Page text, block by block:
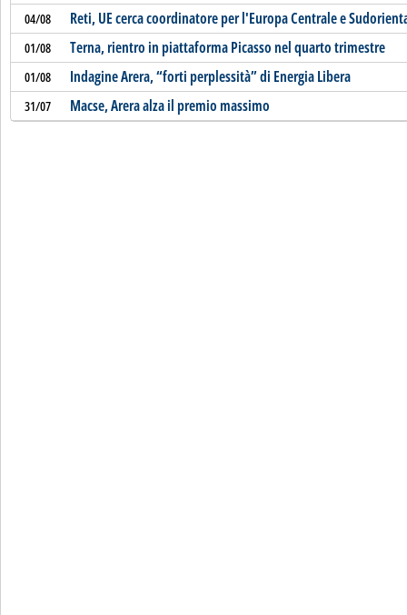
04/08 Reti, UE cerca coordinatore per l'Europa Centrale e
01/08 Terna, rientro in piattaforma Picasso nel quarto trimestre
01/08 Indagine Arera, “forti perplessità” di Energia Libera
31/07 Macse, Arera alza il premio massimo